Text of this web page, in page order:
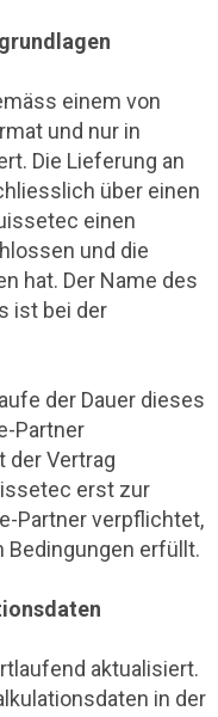
einem von
und nur in
Die Lieferung an
über einen
einen
und die
hat. Der Name des
ist bei der
der Dauer dieses
Partner
der Vertrag
erst zur
Partner verpflichtet,
Bedingungen erfüllt.
aktualisiert.
in der